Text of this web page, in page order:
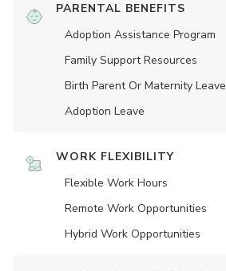
PARENTAL BENEFITS
Adoption Assistance Program
Family Support Resources
Birth Parent Or Maternity Leave
Adoption Leave
WORK FLEXIBILITY
Flexible Work Hours
Remote Work Opportunities
Hybrid Work Opportunities